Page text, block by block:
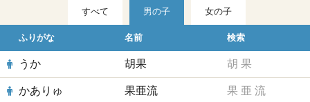
すべて 男の子 女の子
ふりがな 名前 検索
うか 胡果 胡 果
かありゅ 果亜流 果 亜 流